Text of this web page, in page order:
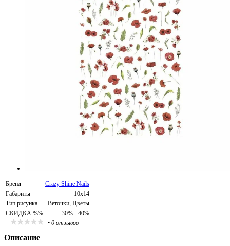
Бренд
Crazy Shine Nails
Габариты
10х14
Тип рисунка
Веточки, Цветы
СКИДКА %%
30% - 40%
• 0 отзывов
Описание